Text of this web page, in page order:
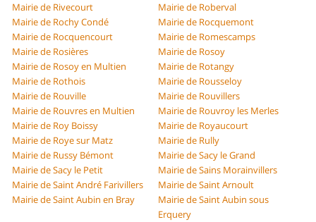
Mairie de Rivecourt
Mairie de Roberval
Mairie de Rochy Condé
Mairie de Rocquemont
Mairie de Rocquencourt
Mairie de Romescamps
Mairie de Rosières
Mairie de Rosoy
Mairie de Rosoy en Multien
Mairie de Rotangy
Mairie de Rothois
Mairie de Rousseloy
Mairie de Rouville
Mairie de Rouvillers
Mairie de Rouvres en Multien
Mairie de Rouvroy les Merles
Mairie de Roy Boissy
Mairie de Royaucourt
Mairie de Roye sur Matz
Mairie de Rully
Mairie de Russy Bémont
Mairie de Sacy le Grand
Mairie de Sacy le Petit
Mairie de Sains Morainvillers
Mairie de Saint André Farivillers
Mairie de Saint Arnoult
Mairie de Saint Aubin en Bray
Mairie de Saint Aubin sous
Erquery